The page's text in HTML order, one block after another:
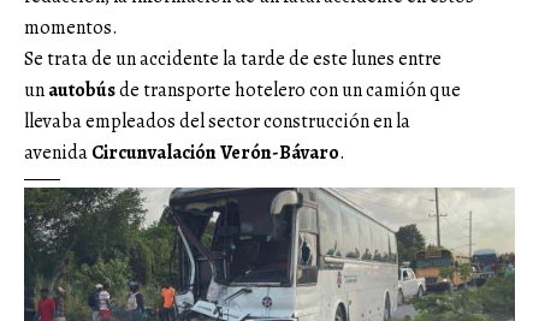
momentos.
Se trata de un accidente la tarde de este lunes entre
unautobúsde transporte hotelero con un camión que
llevaba empleados del sector construcción en la
avenidaCircunvalación Verón-Bávaro.